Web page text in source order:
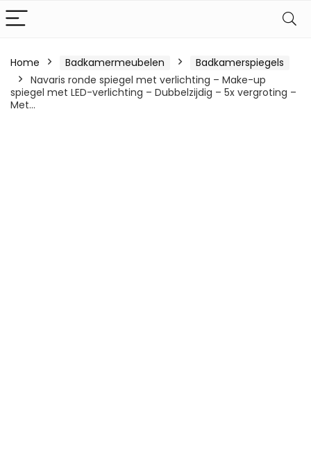
Home Badkamermeubelen
Badkamerspiegels
Navaris ronde spiegel met verlichting – Make-up
spiegel met LED-verlichting – Dubbelzijdig – 5x vergroting –
Met…